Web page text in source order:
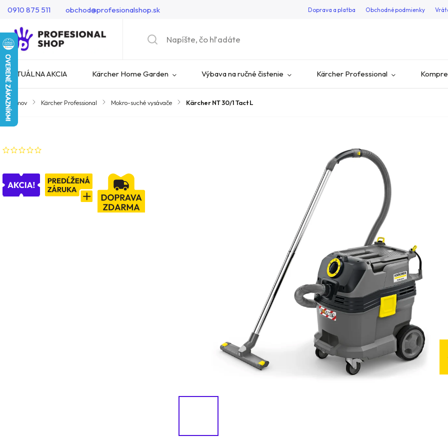
0910 875 511 obchod@profesionalshop.sk Doprava a platba Obchodné podmienky
AKTUÁLNA AKCIA Kärcher Home Garden Výbava na ručné čistenie Kärcher Professional
Domov / Kärcher Professional / Mokro-suché vysávače / Kärcher NT 30/1 Tact L